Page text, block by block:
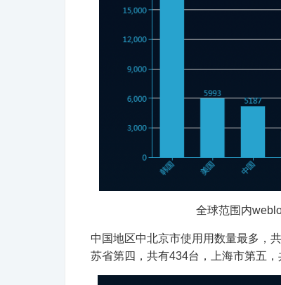
全球范围内
中国地区中北京市使用用数量最多，
苏省第四，共有434台，上海市第五，